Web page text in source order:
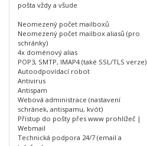
pošta vždy a všude
Neomezený počet mailboxů
Neomezený počet mailbox aliasů (pro
schránky)
4x doménový alias
POP3, SMTP, IMAP4 (také SSL/TLS verze)
Autoodpovídací robot
Antivirus
Antispam
Webová administrace (nastavení
schránek, antispamu, kvót)
Přístup do pošty přes www prohlížeč |
Webmail
Technická podpora 24/7 (email a